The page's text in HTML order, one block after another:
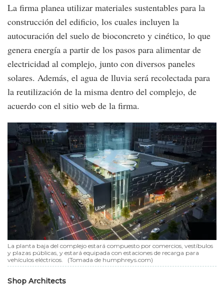
La firma planea utilizar materiales sustentables para la
construcción del edificio, los cuales incluyen la
autocuración del suelo de bioconcreto y cinético, lo que
genera energía a partir de los pasos para alimentar de
electricidad al complejo, junto con diversos paneles
solares. Además, el agua de lluvia será recolectada para
la reutilización de la misma dentro del complejo, de
acuerdo con el sitio web de la firma.
La planta baja del complejo estará compuesto por comercios, vestíbulos
y plazas públicas, y estará equipada con estaciones de recarga para
vehículos eléctricos.
(Tomada de humphreys.com)
Shop Architects